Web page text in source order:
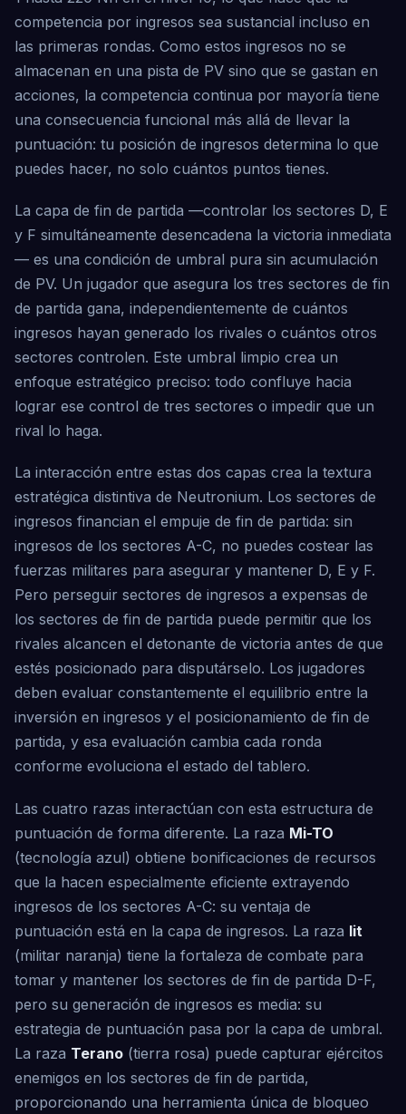
competencia por ingresos sea sustancial incluso en
las primeras rondas. Como estos ingresos no se
almacenan en una pista de PV sino que se gastan en
acciones, la competencia continua por mayoría tiene
una consecuencia funcional más allá de llevar la
puntuación: tu posición de ingresos determina lo que
puedes hacer, no solo cuántos puntos tienes.
La capa de fin de partida —controlar los sectores D, E
y F simultáneamente desencadena la victoria inmediata
— es una condición de umbral pura sin acumulación
de PV. Un jugador que asegura los tres sectores de fin
de partida gana, independientemente de cuántos
ingresos hayan generado los rivales o cuántos otros
sectores controlen. Este umbral limpio crea un
enfoque estratégico preciso: todo confluye hacia
lograr ese control de tres sectores o impedir que un
rival lo haga.
La interacción entre estas dos capas crea la textura
estratégica distintiva de Neutronium. Los sectores de
ingresos financian el empuje de fin de partida: sin
ingresos de los sectores A-C, no puedes costear las
fuerzas militares para asegurar y mantener D, E y F.
Pero perseguir sectores de ingresos a expensas de
los sectores de fin de partida puede permitir que los
rivales alcancen el detonante de victoria antes de que
estés posicionado para disputárselo. Los jugadores
deben evaluar constantemente el equilibrio entre la
inversión en ingresos y el posicionamiento de fin de
partida, y esa evaluación cambia cada ronda
conforme evoluciona el estado del tablero.
Las cuatro razas interactúan con esta estructura de
puntuación de forma diferente. La raza Mi-TO
(tecnología azul) obtiene bonificaciones de recursos
que la hacen especialmente eficiente extrayendo
ingresos de los sectores A-C: su ventaja de
puntuación está en la capa de ingresos. La raza Iit
(militar naranja) tiene la fortaleza de combate para
tomar y mantener los sectores de fin de partida D-F,
pero su generación de ingresos es media: su
estrategia de puntuación pasa por la capa de umbral.
La raza Terano (tierra rosa) puede capturar ejércitos
enemigos en los sectores de fin de partida,
proporcionando una herramienta única de bloqueo